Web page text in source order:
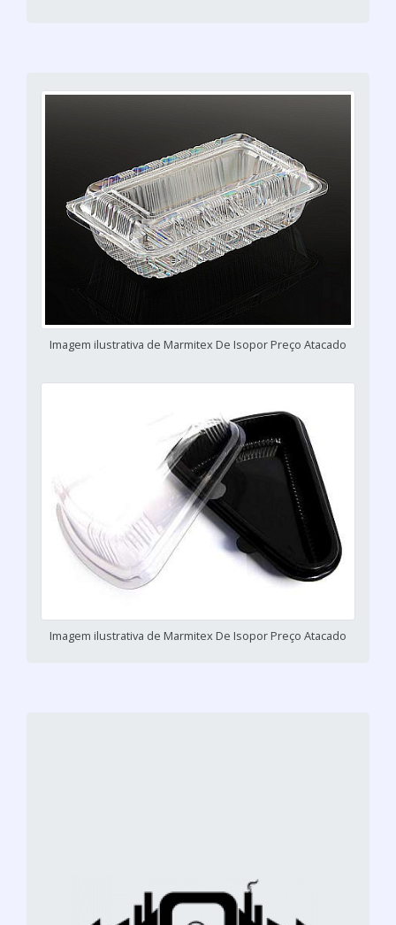
Imagem ilustrativa de Marmitex De Isopor Preço Atacado
Imagem ilustrativa de Marmitex De Isopor Preço Atacado